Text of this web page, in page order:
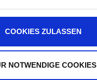
COOKIES ZULASSEN
NOTWENDIGE COOKIES